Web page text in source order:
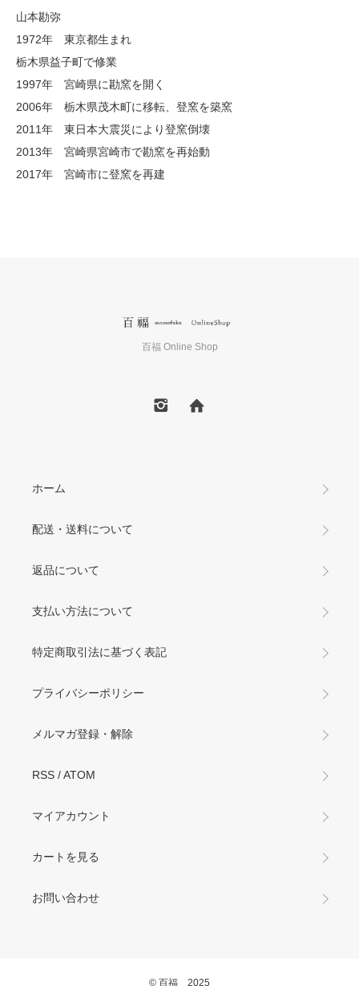
山本勘弥
1972年 東京都生まれ
栃木県益子町で修業
1997年 宮崎県に勘窯を開く
2006年 栃木県茂木町に移転、登窯を築窯
2011年 東日本大震災により登窯倒壊
2013年 宮崎県宮崎市で勘窯を再始動
2017年 宮崎市に登窯を再建
百福 Online Shop
ホーム
配送・送料について
返品について
支払い方法について
特定商取引法に基づく表記
プライバシーポリシー
メルマガ登録・解除
RSS /ATOM
マイアカウント
カートを見る
お問い合わせ
© 百福 2025